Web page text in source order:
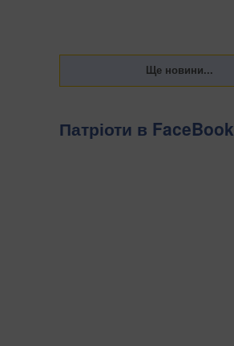
Патріоти в FaceBook